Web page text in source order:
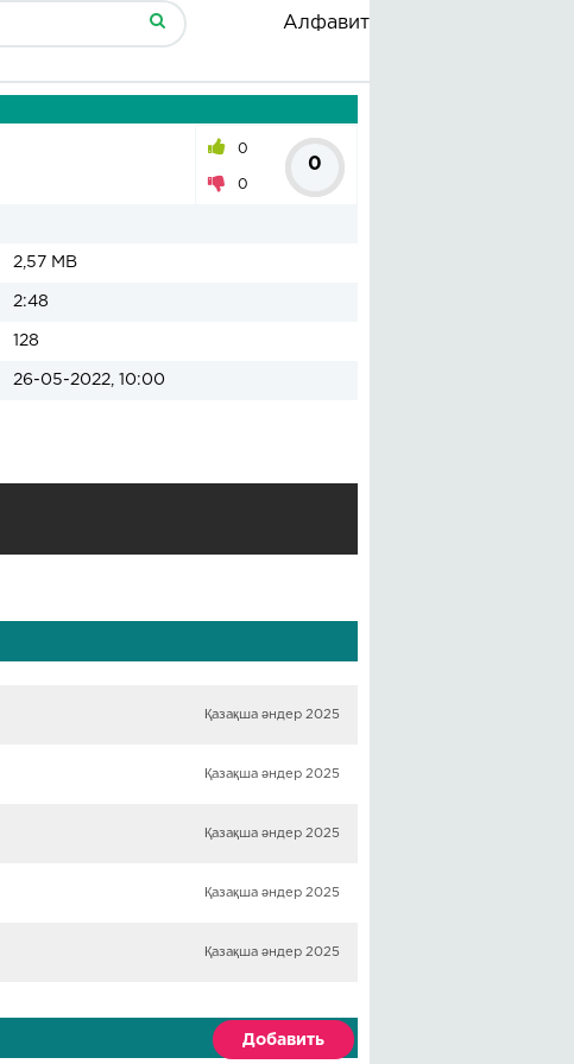
Алфавит
0
0
0
2,57 MB
2:48
128
26-05-2022, 10:00
Қазақша әндер 2025
Қазақша әндер 2025
Қазақша әндер 2025
Қазақша әндер 2025
Қазақша әндер 2025
Добавить